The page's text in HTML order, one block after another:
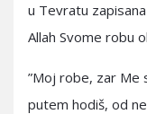
u Tevratu
Allah Svome robu
”Moj robe, zar Me
putem hodiš, od